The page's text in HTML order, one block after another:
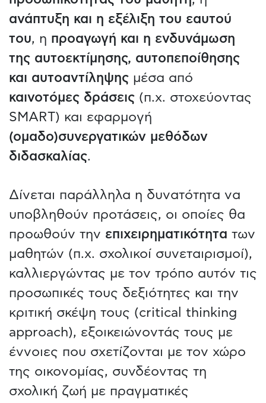
ανάπτυξη και η εξέλιξη του εαυτού
του, η προαγωγή και η ενδυνάμωση
της αυτοεκτίμησης, αυτοπεποίθησης
και αυτοαντίληψης μέσα από
καινοτόμες δράσεις (π.χ. στοχεύοντας
SMART) και εφαρμογή
(ομαδο)συνεργατικών μεθόδων
διδασκαλίας.
Δίνεται παράλληλα η δυνατότητα να
υποβληθούν προτάσεις, οι οποίες θα
προωθούν την επιχειρηματικότητα των
μαθητών (π.χ. σχολικοί συνεταιρισμοί),
καλλιεργώντας με τον τρόπο αυτόν τις
προσωπικές τους δεξιότητες και την
κριτική σκέψη τους (critical thinking
approach), εξοικειώνοντάς τους με
έννοιες που σχετίζονται με τον χώρο
της οικονομίας, συνδέοντας τη
σχολική ζωή με πραγματικές